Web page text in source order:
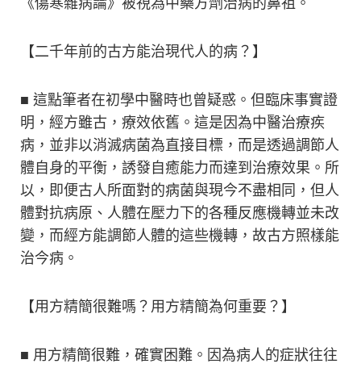
《傷寒雜病論》被視為中藥方劑治病的鼻祖。
【二千年前的古方能治現代人的病？】
■ 這點筆者在初學中醫時也曾疑惑。但臨床事實證
明，經方雖古，療效依舊。這是因為中醫治療疾
病，並非以消滅病菌為直接目標，而是透過調節人
體自身的平衡，誘發自癒能力而達到治療效果。所
以，即便古人所面對的病菌與現今不盡相同，但人
體對抗病原、人體在壓力下的各種反應機轉並未改
變，而經方能調節人體的這些機轉，故古方照樣能
治今病。
【用方精簡很難嗎？用方精簡為何重要？】
■ 用方精簡很難，確實困難。因為病人的症狀往往